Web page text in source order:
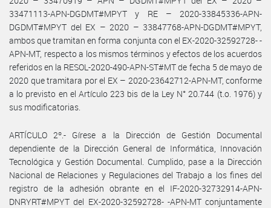
33471113-APN-DGDMT#MPYT y RE – 2020-33845336-APN-
DGDMT#MPYT del EX – 2020 – 33847768-APN-DGDMT#MPYT,
ambos que tramitan en forma conjunta con el EX-2020-32592728- -
APN-MT, respecto a los mismos términos y efectos de los acuerdos
referidos en la RESOL-2020-490-APN-ST#MT de fecha 5 de mayo de
2020 que tramitara por el EX – 2020-23642712-APN-MT, conforme
a lo previsto en el Artículo 223 bis de la Ley N° 20.744 (t.o. 1976) y
sus modificatorias.
ARTÍCULO 2º.- Gírese a la Dirección de Gestión Documental
dependiente de la Dirección General de Informática, Innovación
Tecnológica y Gestión Documental. Cumplido, pase a la Dirección
Nacional de Relaciones y Regulaciones del Trabajo a los fines del
registro de la adhesión obrante en el IF-2020-32732914-APN-
DNRYRT#MPYT del EX-2020-32592728- -APN-MT conjuntamente